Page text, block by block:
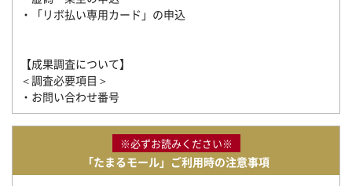
・「リボ払い専用カード」の申込
【成果調査について】
＜調査必要項目＞
・お問い合わせ番号
※必ずお読みください※
「たまるモール」ご利用時の注意事項